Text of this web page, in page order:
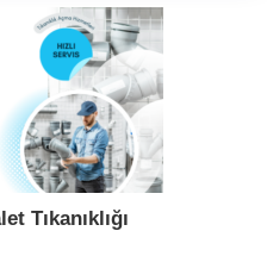
Tıkanıklığı